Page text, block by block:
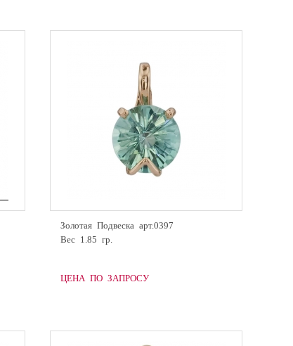
Золотая Подвеска арт.0397
Вес 1.85 гр.
ЦЕНА ПО ЗАПРОСУ